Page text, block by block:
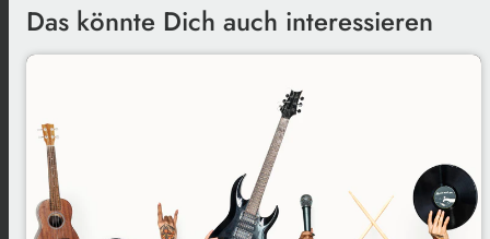
Das könnte Dich auch interessieren